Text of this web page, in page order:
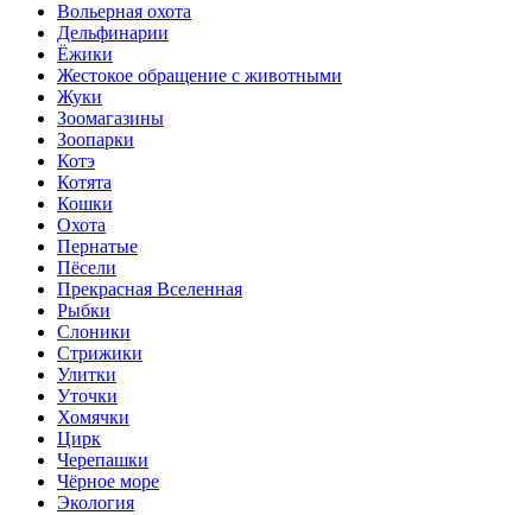
Вольерная охота
Дельфинарии
Ёжики
Жестокое обращение с животными
Жуки
Зоомагазины
Зоопарки
Котэ
Котята
Кошки
Охота
Пернатые
Пёсели
Прекрасная Вселенная
Рыбки
Слоники
Стрижики
Улитки
Уточки
Хомячки
Цирк
Черепашки
Чёрное море
Экология